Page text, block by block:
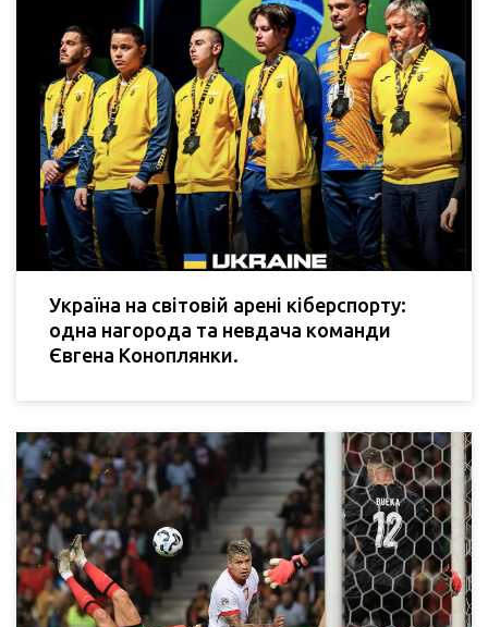
Україна на світовій арені кіберспорту:
одна нагорода та невдача команди
Євгена Коноплянки.